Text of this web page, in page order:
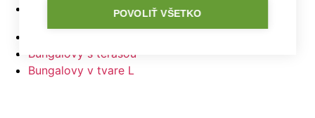
Bungalovy s rovnou strechou
Bungalovy s terasou
Bungalovy v tvare L
POVOLIŤ VŠETKO